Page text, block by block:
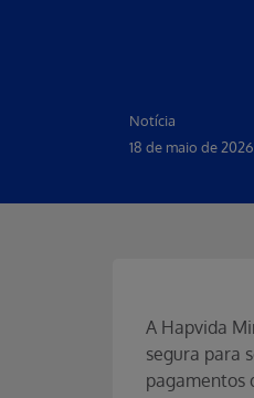
Notícia
18 de maio de 2026
A Hapvida
segura para
pagamentos